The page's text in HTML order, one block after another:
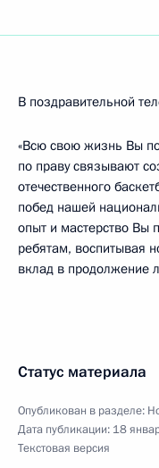
В поздравительной
«Всю свою жизнь Вы
по праву связывают
отечественного
побед нашей
опыт и мастерство Вы
ребятам, воспитывая
вклад в продолжение
Статус материала
Опубликован в разделе:
Дата публикации: 18
Текстовая версия